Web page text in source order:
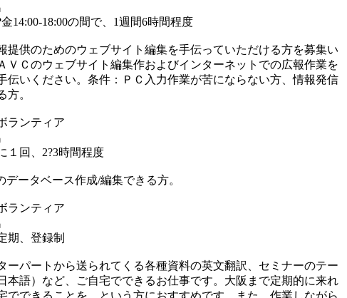
14:00-18:00の間で、1週間6時間程度
提供のためのウェブサイト編集を手伝っていただける方を募集い
ＶＣのウェブサイト編集作およびインターネットでの広報作業を
伝いください。条件：ＰＣ入力作業が苦にならない方、情報発信
方。
ランティア
１回、2?3時間程度
データベース作成/編集できる方。
ランティア
期、登録制
ーパートから送られてくる各種資料の英文翻訳、セミナーのテー
本語）など、ご自宅でできるお仕事です。大阪まで定期的に来れ
でできることを、という方におすすめです。また、作業しながら